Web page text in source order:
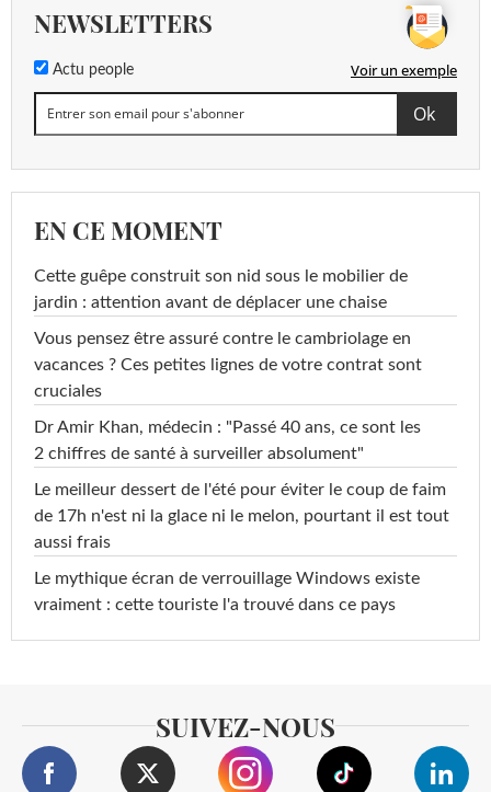
NEWSLETTERS
Actu people Voir un exemple
EN CE MOMENT
Cette guêpe construit son nid sous le mobilier de
jardin : attention avant de déplacer une chaise
Vous pensez être assuré contre le cambriolage en
vacances ? Ces petites lignes de votre contrat sont
cruciales
Dr Amir Khan, médecin : "Passé 40 ans, ce sont les
2 chiffres de santé à surveiller absolument"
Le meilleur dessert de l'été pour éviter le coup de faim
de 17h n'est ni la glace ni le melon, pourtant il est tout
aussi frais
Le mythique écran de verrouillage Windows existe
vraiment : cette touriste l'a trouvé dans ce pays
SUIVEZ-NOUS